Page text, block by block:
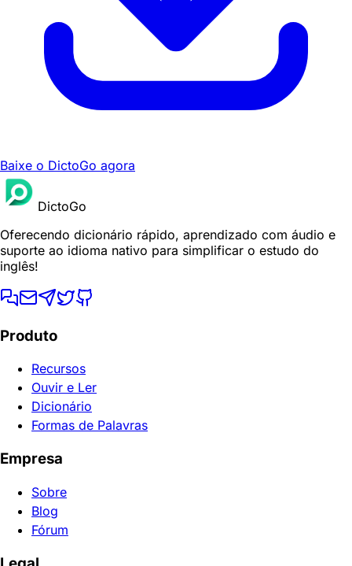
Baixe o DictoGo agora
DictoGo
Oferecendo dicionário rápido, aprendizado com áudio e
suporte ao idioma nativo para simplificar o estudo do
inglês!
Produto
Recursos
Ouvir e Ler
Dicionário
Formas de Palavras
Empresa
Sobre
Blog
Fórum